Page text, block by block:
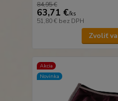
84,95 €
63,71 €/ks
51,80 € bez DPH
Zvoliť
Akcia
Novinka